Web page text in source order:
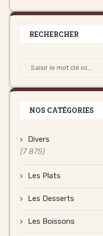
RECHERCHER
NOS CATÉGORIES
Divers
(7 875)
Les Plats
Les Desserts
Les Boissons